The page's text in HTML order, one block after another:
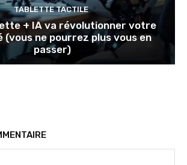
TABLETTE TACTILE
+ IA va révolutionner votre
ne pourrez plus vous en
passer)